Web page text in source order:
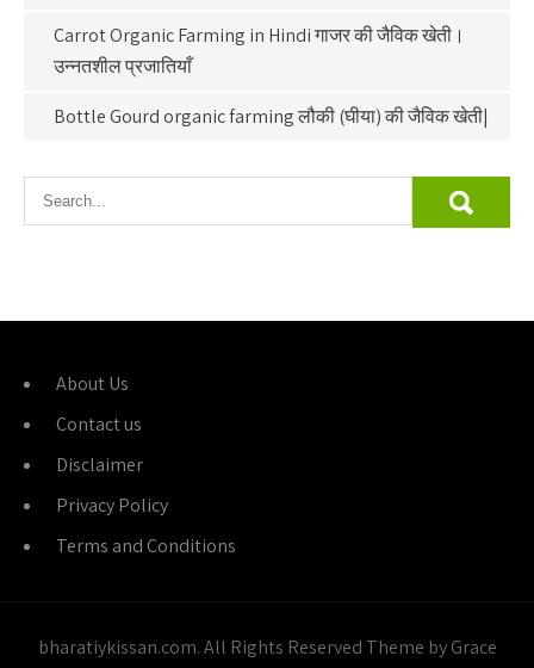
Carrot Organic Farming in Hindi गाजर की जैविक खेती।
उन्नतशील प्रजातियाँ
Bottle Gourd organic farming लौकी (घीया) की जैविक खेती|
About Us
Contact us
Disclaimer
Privacy Policy
Terms and Conditions
bharatiykissan.com. All Rights Reserved Theme by Grace